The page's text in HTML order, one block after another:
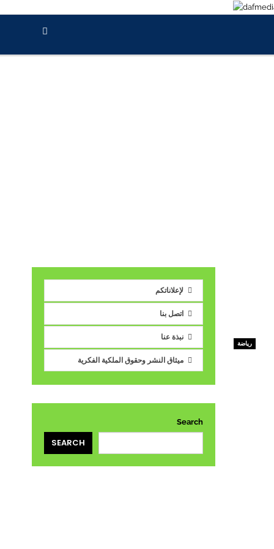
رياضة
لإعلاناتكم
اتصل بنا
نبذة عنا
ميثاق النشر وحقوق الملكية الفكرية
Search
SEARCH